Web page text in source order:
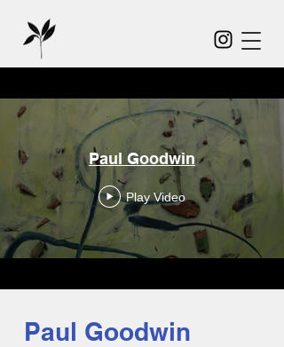
Paul Goodwin
Play Video
Paul Goodwin